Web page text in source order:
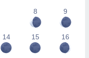
8
9
14 15 16